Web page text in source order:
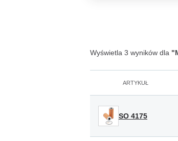
Wyświetla 3 wyników dla
ARTYKUŁ
SO 4175